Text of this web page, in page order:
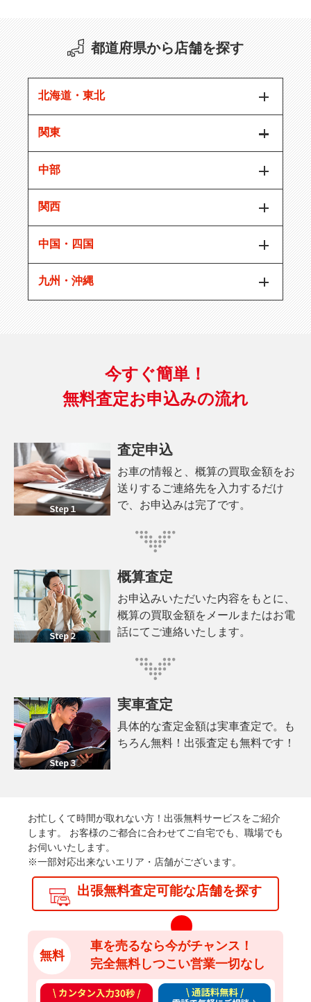
都道府県から店舗を探す
北海道・東北
関東
中部
関西
中国・四国
九州・沖縄
今すぐ簡単！
無料査定お申込みの流れ
査定申込
お車の情報と、概算の買取金額をお
送りするご連絡先を入力するだけ
で、お申込みは完了です。
概算査定
お申込みいただいた内容をもとに、
概算の買取金額をメールまたはお電
話にてご連絡いたします。
実車査定
具体的な査定金額は実車査定で。も
ちろん無料！出張査定も無料です！
お忙しくて時間が取れない方！出張無料サービスをご紹介
します。
お客様のご都合に合わせてご自宅でも、職場でも
お伺いいたします。
※一部対応出来ないエリア・店舗がございます。
出張無料査定可能な店舗を探す
無料
車を売るなら今がチャンス！
完全無料しつこい営業一切なし
カ
通